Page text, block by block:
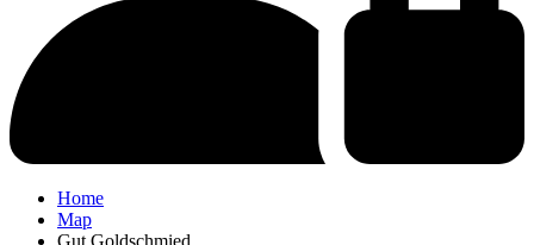
Home
Map
Gut Goldschmied